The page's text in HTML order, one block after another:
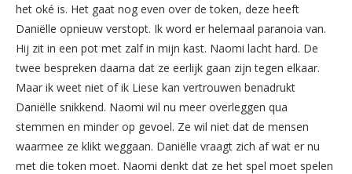
het oké is. Het gaat nog even over de token, deze heeft
Daniëlle opnieuw verstopt. Ik word er helemaal paranoia van.
Hij zit in een pot met zalf in mijn kast. Naomi lacht hard. De
twee bespreken daarna dat ze eerlijk gaan zijn tegen elkaar.
Maar ik weet niet of ik Liese kan vertrouwen benadrukt
Daniëlle snikkend. Naomi wil nu meer overleggen qua
stemmen en minder op gevoel. Ze wil niet dat de mensen
waarmee ze klikt weggaan. Daniëlle vraagt zich af wat er nu
met die token moet. Naomi denkt dat ze het spel moet spelen